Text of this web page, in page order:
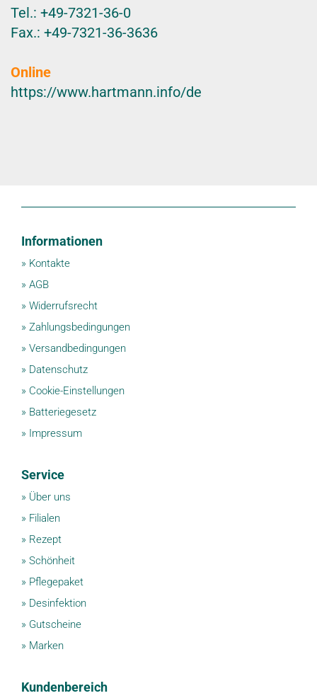
Tel.: +49-7321-36-0
Fax.: +49-7321-36-3636
Online
https://www.hartmann.info/de
Informationen
» Kontakte
» AGB
» Widerrufsrecht
» Zahlungsbedingungen
» Versandbedingungen
» Datenschutz
» Cookie-Einstellungen
» Batteriegesetz
» Impressum
Service
» Über uns
» Filialen
» Rezept
» Schönheit
» Pflegepaket
» Desinfektion
» Gutscheine
» Marken
Kundenbereich